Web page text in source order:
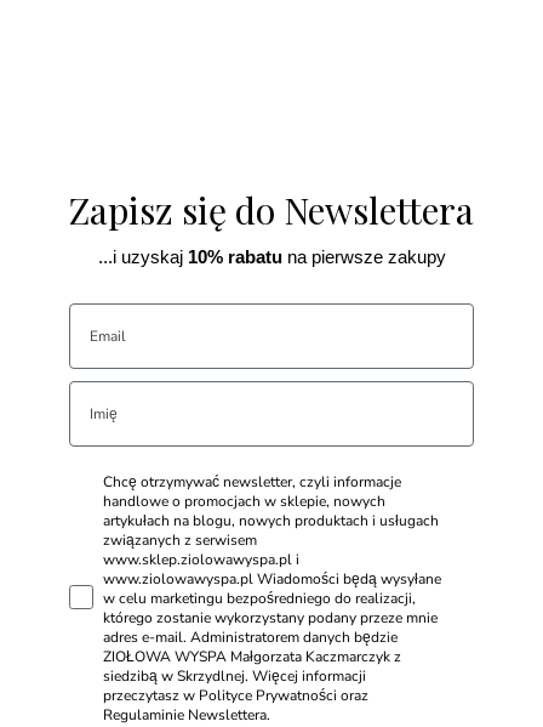
Zapisz się do Newslettera
...i uzyskaj10% rabatuna pierwsze zakupy
Chcę otrzymywać newsletter, czyli informacje
handlowe o promocjach w sklepie, nowych
artykułach na blogu, nowych produktach i usługach
związanych z serwisem
www.sklep.ziolowawyspa.pl i
www.ziolowawyspa.pl Wiadomości będą wysyłane
w celu marketingu bezpośredniego do realizacji,
którego zostanie wykorzystany podany przeze mnie
adres e-mail. Administratorem danych będzie
ZIOŁOWA WYSPA Małgorzata Kaczmarczyk z
siedzibą w Skrzydlnej. Więcej informacji
przeczytasz w Polityce Prywatności oraz
Regulaminie Newslettera.